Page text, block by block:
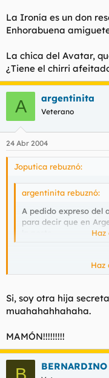
La Ironía es un don
Enhorabuena
La chica del Avatar,
¿Tiene el chirri
A argentinita
Veterano
24 Abr 2004
Joputica rebuznó:
argentinita rebuznó:
A pedido expreso del
para decir que en
Haz
Tu te apellidas Pantoja?
Haz
Si, soy otra hija
muahahahhahaha.
MAMÓN!!!!!!!!!
B BERNARDINO